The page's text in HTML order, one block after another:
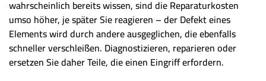
wahrscheinlich bereits wissen, sind die Reparaturkosten
umso höher, je später Sie reagieren – der Defekt eines
Elements wird durch andere ausgeglichen, die ebenfalls
schneller verschleißen. Diagnostizieren, reparieren oder
ersetzen Sie daher Teile, die einen Eingriff erfordern.